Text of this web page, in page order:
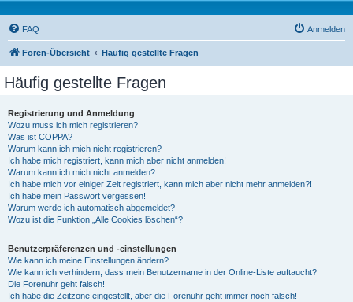
FAQ Anmelden
Foren-Übersicht Häufig gestellte Fragen
Häufig gestellte Fragen
Registrierung und Anmeldung
Wozu muss ich mich registrieren?
Was ist COPPA?
Warum kann ich mich nicht registrieren?
Ich habe mich registriert, kann mich aber nicht anmelden!
Warum kann ich mich nicht anmelden?
Ich habe mich vor einiger Zeit registriert, kann mich aber nicht mehr anmelden?!
Ich habe mein Passwort vergessen!
Warum werde ich automatisch abgemeldet?
Wozu ist die Funktion „Alle Cookies löschen“?
Benutzerpräferenzen und -einstellungen
Wie kann ich meine Einstellungen ändern?
Wie kann ich verhindern, dass mein Benutzername in der Online-Liste auftaucht?
Die Forenuhr geht falsch!
Ich habe die Zeitzone eingestellt, aber die Forenuhr geht immer noch falsch!